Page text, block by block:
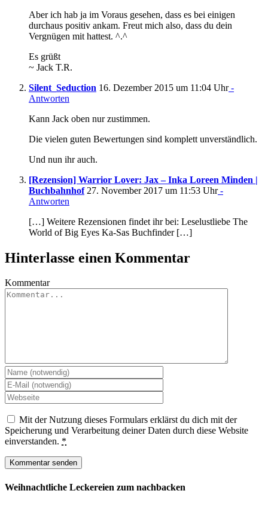
Aber ich hab ja im Voraus gesehen, dass es bei einigen
durchaus positiv ankam. Freut mich also, dass du dein
Vergnügen mit hattest. ^.^
Es grüßt
~ Jack T.R.
Silent_Seduction 16. Dezember 2015 um 11:04 Uhr-
Antworten
Kann Jack oben nur zustimmen.
Die vielen guten Bewertungen sind komplett unverständlich.
Und nun ihr auch.
[Rezension] Warrior Lover: Jax – Inka Loreen Minden |
Buchbahnhof27. November 2017 um 11:53 Uhr-
Antworten
[…] Weitere Rezensionen findet ihr bei: Leselustliebe The
World of Big Eyes Ka-Sas Buchfinder […]
Hinterlasse einen Kommentar
Kommentar
Mit der Nutzung dieses Formulars erklärst du dich mit der
Speicherung und Verarbeitung deiner Daten durch diese Website
einverstanden. *
Weihnachtliche Leckereien zum nachbacken